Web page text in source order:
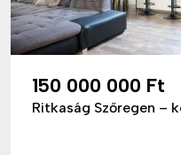
150 000 000 Ft
Ritkaság Szőregen –